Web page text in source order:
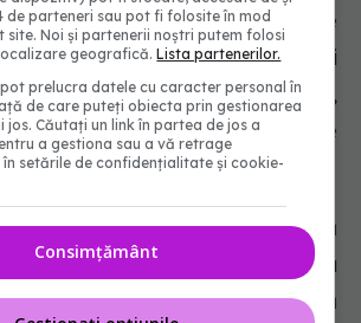
fondului şi a majorărilor de
Ordonanţei Guvernului
Codul de procedură fiscală,
modificările şi completările
neangajate sau fără
asigurate dacă depun la
de Administrație Fiscală
de parteneri sau pot fi folosite în mod
site. Noi și partenerii noștri putem folosi
geografică.Lista partenerilor.
prelucra datele cu caracter personal în
de care puteți obiecta prin gestionarea
jos. Căutați un link în partea de jos a
a gestiona sau a vă retrage
setările de confidențialitate și cookie-
Consimțământ